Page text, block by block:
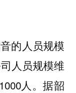
的人员规模
人员规模维
人。据韶